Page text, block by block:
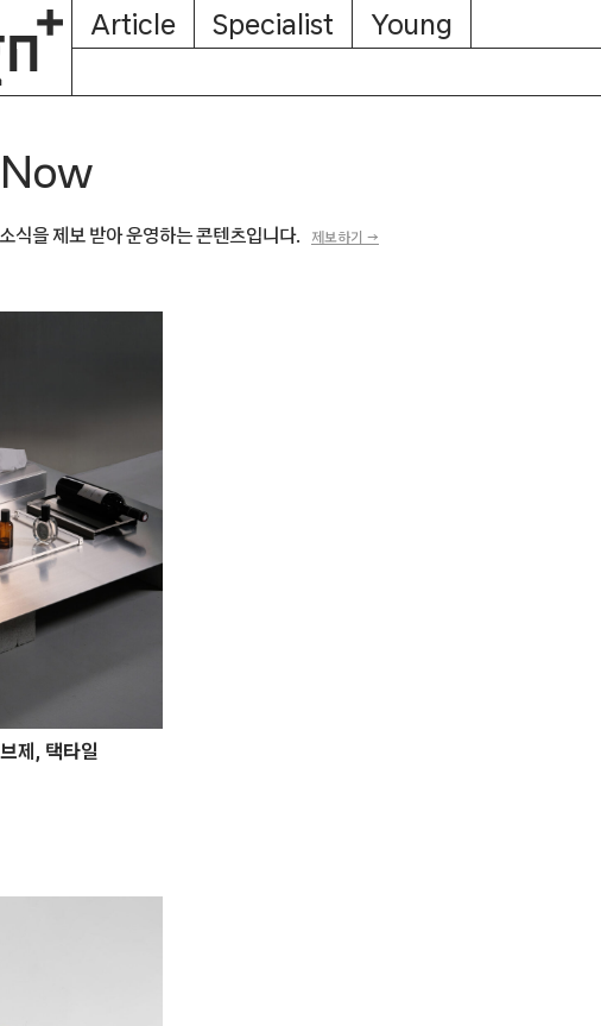
Article Specialist Young
Now
식을 제보 받아 운영하는 콘텐츠입니다. 제보하기 →
제, 택타일
About
Subscription
Magazine